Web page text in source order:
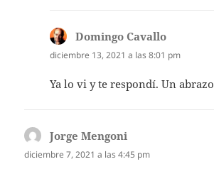
Domingo Cavallo
diciembre 13, 2021 a las 8:01 pm
Ya lo vi y te respondí. Un abrazo
Jorge Mengoni
diciembre 7, 2021 a las 4:45 pm